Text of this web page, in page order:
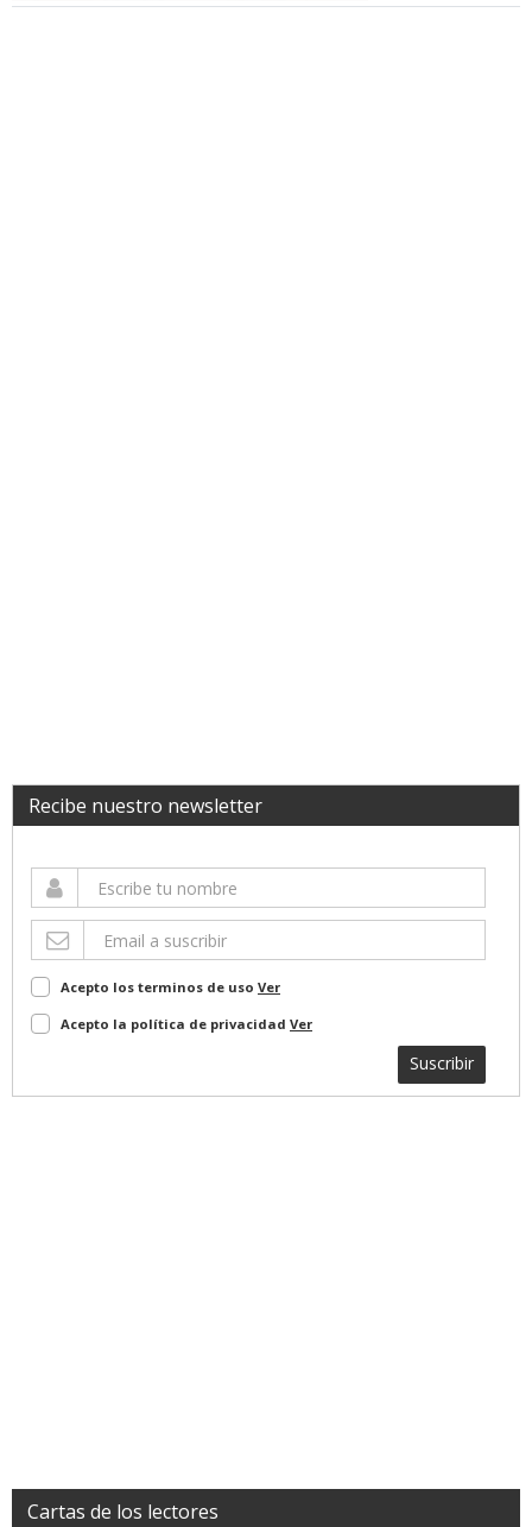
Recibe nuestro newsletter
Acepto los terminos de uso Ver
Acepto la política de privacidad Ver
Suscribir
Cartas de los lectores